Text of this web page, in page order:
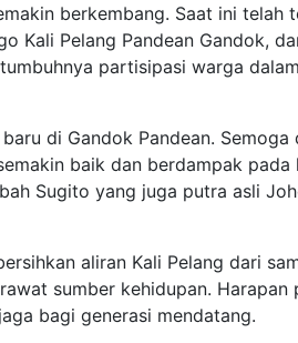
berkembang. Saat ini telah
Kali Pelang Pandean Gandok,
partisipasi warga
di Gandok Pandean. Semoga
baik dan berdampak pada
Sugito yang juga putra asli
aliran Kali Pelang dari
sumber kehidupan. Harapan
bagi generasi mendatang.